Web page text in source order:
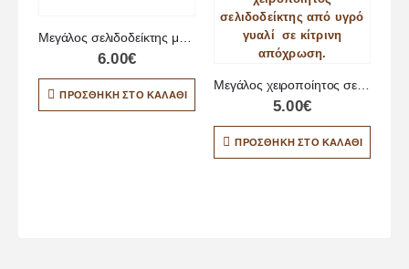
6.00€
ΠΡΟΣΘΉΚΗ ΣΤΟ ΚΑΛΆΘΙ
Μεγάλος χειροποίητος σελιδοδείκτης με σχέδια πεταλούδες
5.00€
ΠΡΟΣΘΉΚΗ ΣΤΟ ΚΑΛΆΘΙ